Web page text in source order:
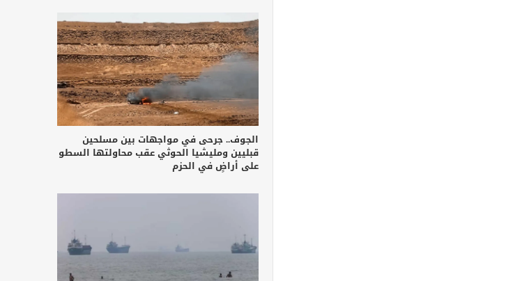
الجوف.. جرحى في مواجهات بين مسلحين
قبليين ومليشيا الحوثي عقب محاولتها السطو
على أراضٍ في الحزم